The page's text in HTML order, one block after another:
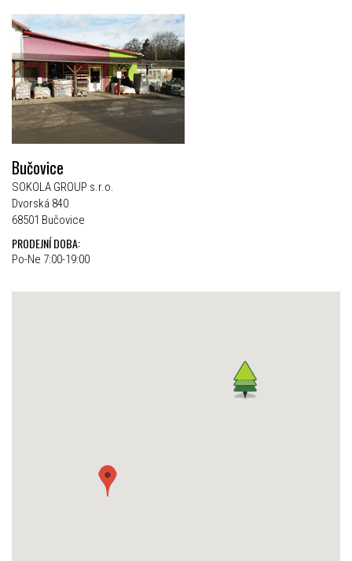
Bučovice
SOKOLA GROUP s.r.o.
Dvorská 840
68501 Bučovice
PRODEJNÍ DOBA:
Po-Ne 7:00-19:00